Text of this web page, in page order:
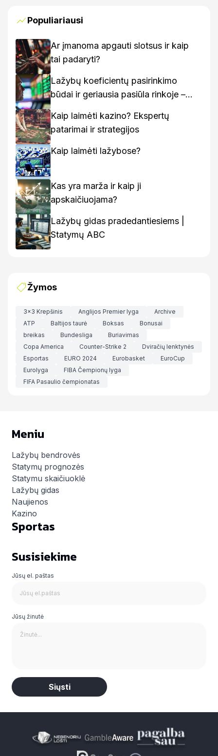
Populiariausi
Ar įmanoma apgauti slotsus ir kaip
tai padaryti?
Lažybų koeficientų pasirinkimo
būdai ir geriausia pasiūla rinkoje –
Kaip laimėti kazino? Ekspertų
patarimai ir strategijos
Kaip laimėti lažybose?
Kas yra marža ir kaip ji
apskaičiuojama?
Lažybų gidas pradedantiesiems |
Statymų ABC
Žymos
3x3 Krepšinis Anglijos Premier lyga
Archive
ATP
Baltijos taurė Boksas
Bonusai
breikas
Bundesliga
Buriavimas
Copa America
Counter-Strike 2
Dviračių lenktynės
Esportas
EURO 2024 Eurobasket
EuroCup
Eurolyga
FIBA Čempionų lyga
FIFA Pasaulio čempionatas
Meniu
Lažybų bendrovės
Statymų prognozės
Statymu skaičiuoklė
Lažybų gidas
Naujienos
Kazino
Sportas
Susisiekime
Jūsų el. paštas
Jūsų žinutė